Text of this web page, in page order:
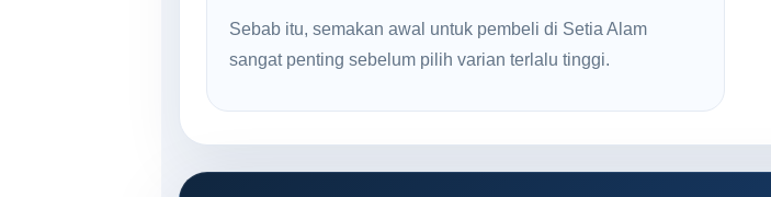
Sebab itu, semakan awal untuk pembeli di Setia Alam
sangat penting sebelum pilih varian terlalu tinggi.